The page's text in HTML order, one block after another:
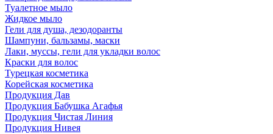
Туалетное мыло
Жидкое мыло
Гели для душа, дезодоранты
Шампуни, бальзамы, маски
Лаки, муссы, гели для укладки волос
Краски для волос
Турецкая косметика
Корейская косметика
Продукция Дав
Продукция Бабушка Агафья
Продукция Чистая Линия
Продукция Нивея